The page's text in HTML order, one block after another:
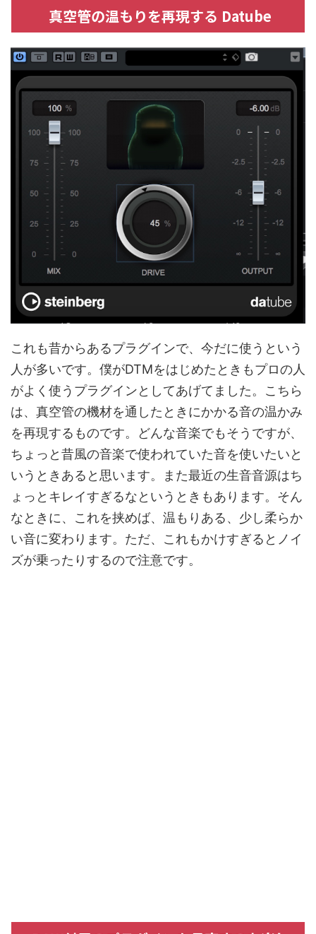
真空管の温もりを再現する Datube
これも昔からあるプラグインで、今だに使うという
人が多いです。僕がDTMをはじめたときもプロの人
がよく使うプラグインとしてあげてました。こちら
は、真空管の機材を通したときにかかる音の温かみ
を再現するものです。どんな音楽でもそうですが、
ちょっと昔風の音楽で使われていた音を使いたいと
いうときあると思います。また最近の生音音源はち
ょっとキレイすぎるなというときもあります。そん
なときに、これを挟めば、温もりある、少し柔らか
い音に変わります。ただ、これもかけすぎるとノイ
ズが乗ったりするので注意です。